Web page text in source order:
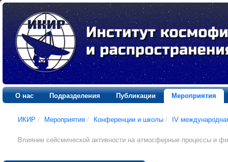
О нас Подразделения Публикации Мероприятия
ИКИР / Мероприятия / Конференции и школы / IV
Влияние сейсмической активности на атмосферные процессы и